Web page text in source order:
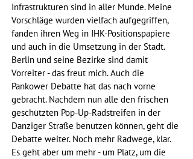
Infrastrukturen sind in aller Munde. Meine
Vorschläge wurden vielfach aufgegriffen,
fanden ihren Weg in IHK-Positionspapiere
und auch in die Umsetzung in der Stadt.
Berlin und seine Bezirke sind damit
Vorreiter - das freut mich. Auch die
Pankower Debatte hat das nach vorne
gebracht. Nachdem nun alle den frischen
geschützten Pop-Up-Radstreifen in der
Danziger Straße benutzen können, geht die
Debatte weiter. Noch mehr Radwege, klar.
Es geht aber um mehr - um Platz, um die